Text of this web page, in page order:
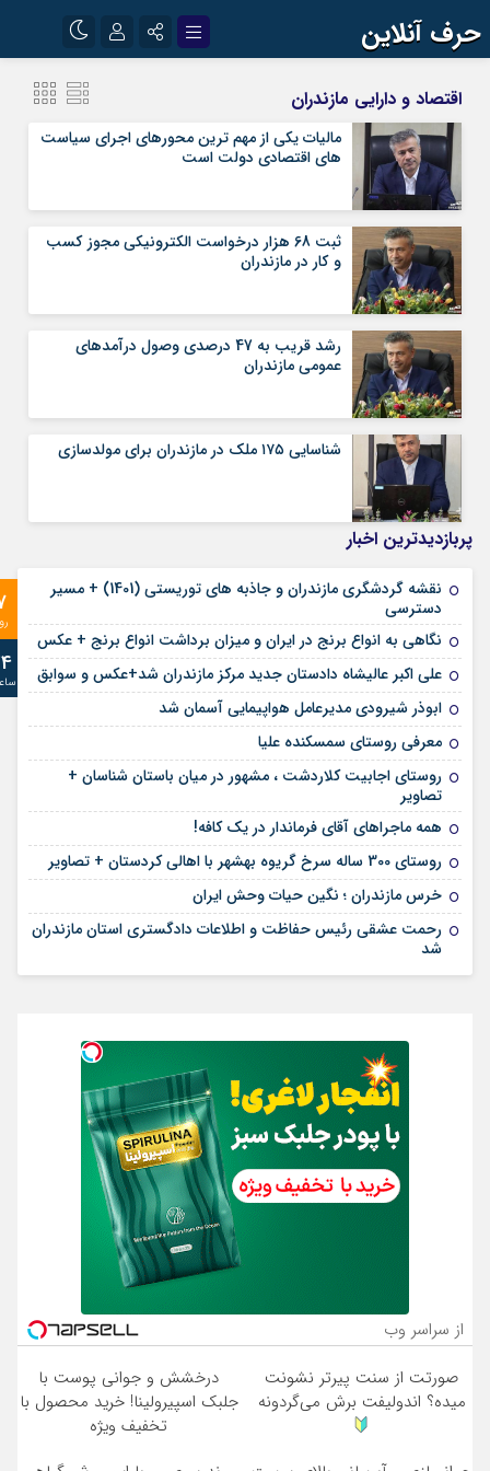
حرف آنلاین
آپارات
رمز عبور
مرا به خاطر بسپار
اقتصاد و دارایی مازندران
مالیات یكی از مهم ترین محورهای اجرای سیاست
های اقتصادی دولت است
ثبت 68 هزار درخواست الکترونیکی مجوز كسب
و كار در مازندران
رشد قریب به 47 درصدی وصول درآمدهای
عمومی مازندران
شناسایی ۱۷۵ ملک در مازندران برای مولدسازی
پربازدیدترین اخبار
نقشه گردشگری مازندران و جاذبه های توریستی (1401) + مسیر
دسترسی
نگاهی به انواع برنج در ایران و میزان برداشت انواع برنج + عکس
علی‌ اکبر عالیشاه دادستان جدید مرکز مازندران شد+عکس و سوابق
ابوذر شیرودی مدیرعامل هواپیمایی آسمان شد
معرفی روستای سمسکنده علیا
روستای اجابیت کلاردشت ، مشهور در میان باستان شناسان +
تصاویر
همه ماجراهای آقای فرماندار در یک کافه!
روستای 300 ساله سرخ ‌گریوه بهشهر با اهالی کردستان + تصاویر
خرس مازندران ؛ نگین حیات وحش ایران
رحمت عشقی رئیس حفاظت و اطلاعات دادگستری استان مازندران
شد
از سراسر وب
صورتت از سنت پیرتر نشونت
میده؟ اندولیفت برش می‌گردونه
درخشش و جوانی پوست با
جلبک اسپیرولینا! خرید محصول با
تخفیف ویژه